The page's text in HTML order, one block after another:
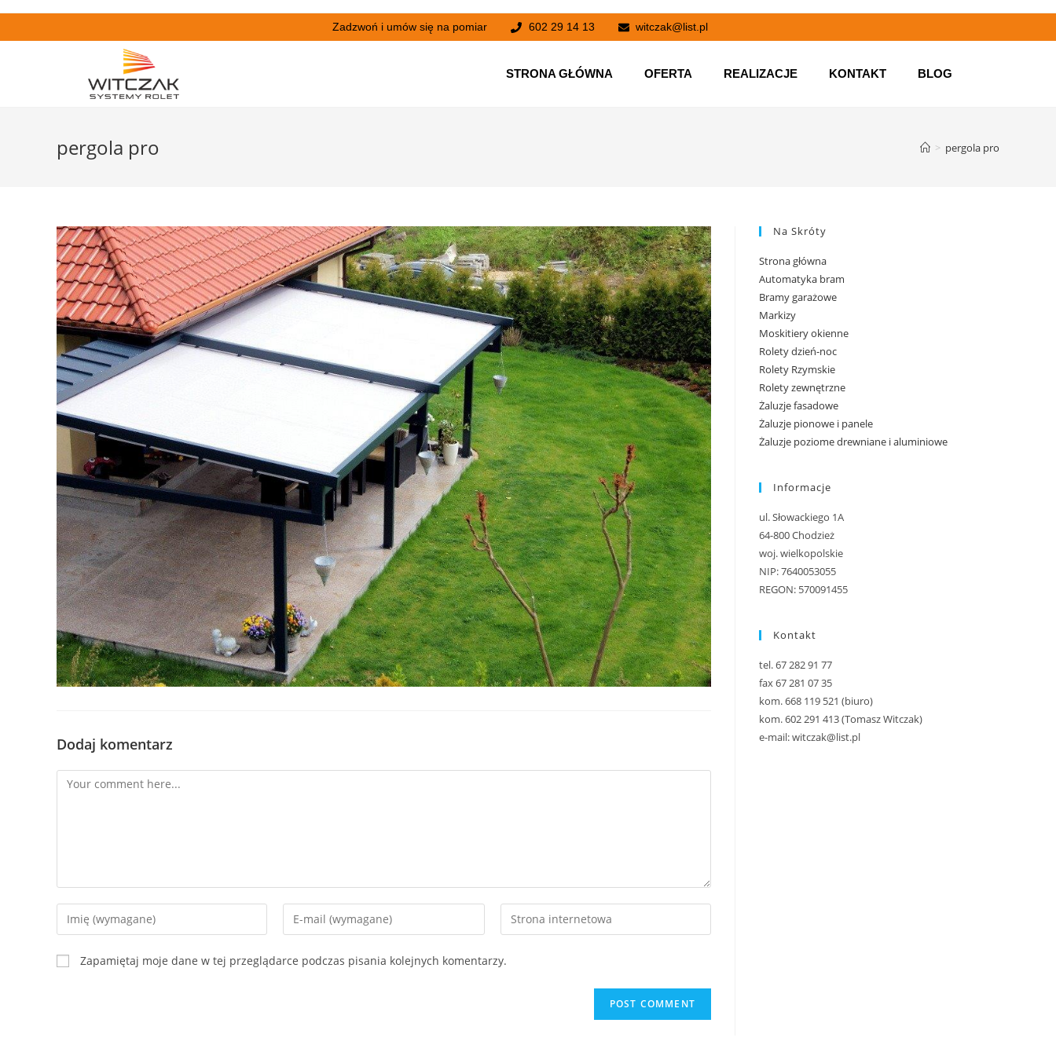
Zadzwoń i umów się na pomiar 602 29 14 13 witczak@list.pl
STRONA GŁÓWNA OFERTA REALIZACJE KONTAKT BLOG
pergola pro > pergola pro
Dodaj komentarz
Zapamiętaj moje dane w tej przeglądarce podczas pisania kolejnych komentarzy.
Na Skróty
Strona główna
Automatyka bram
Bramy garażowe
Markizy
Moskitiery okienne
Rolety dzień-noc
Rolety Rzymskie
Rolety zewnętrzne
Żaluzje fasadowe
Żaluzje pionowe i panele
Żaluzje poziome drewniane i aluminiowe
Informacje
ul. Słowackiego 1A
64-800 Chodzież
woj. wielkopolskie
NIP: 7640053055
REGON: 570091455
Kontakt
tel. 67 282 91 77
fax 67 281 07 35
kom. 668 119 521 (biuro)
kom. 602 291 413 (Tomasz Witczak)
e-mail: witczak@list.pl